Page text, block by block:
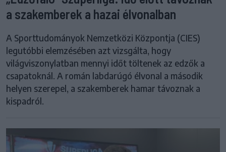
a szakemberek a hazai élvonalban
A Sporttudományok Nemzetközi Központja (CIES)
legutóbbi elemzésében azt vizsgálta, hogy
világviszonylatban mennyi időt töltenek az edzők a
csapatoknál. A román labdarúgó élvonal a második
helyen szerepel, a szakemberek hamar távoznak a
kispadról.